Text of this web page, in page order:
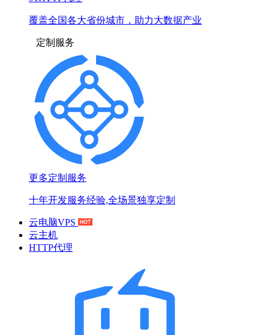
覆盖全国各大省份城市，助力大数据产业
定制服务
更多定制服务
十年开发服务经验,全场景独享定制
云电脑VPS
云主机
HTTP代理